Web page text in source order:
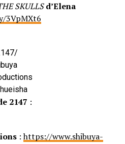
SKULLS d’Elena
3VpMXt6
2147 :
:https://www.shibuya-